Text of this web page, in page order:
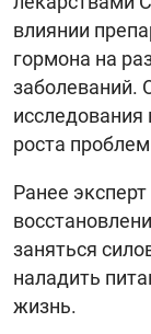
влиянии
гормона на
заболеваний.
исследования
роста
Ранее эксперт
заняться
наладить
жизнь.